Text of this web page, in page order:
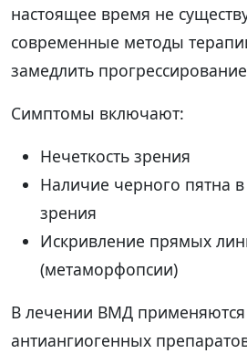
настоящее время не
современные методы
замедлить
Симптомы включают:
Нечеткость зрения
Наличие черного пятна
зрения
Искривление прямых
(метаморфопсии)
В лечении ВМД
антиангиогенных